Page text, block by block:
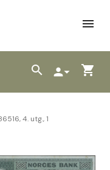
menu
search personarrow_drop_down shopping_cart
4. utg., 1